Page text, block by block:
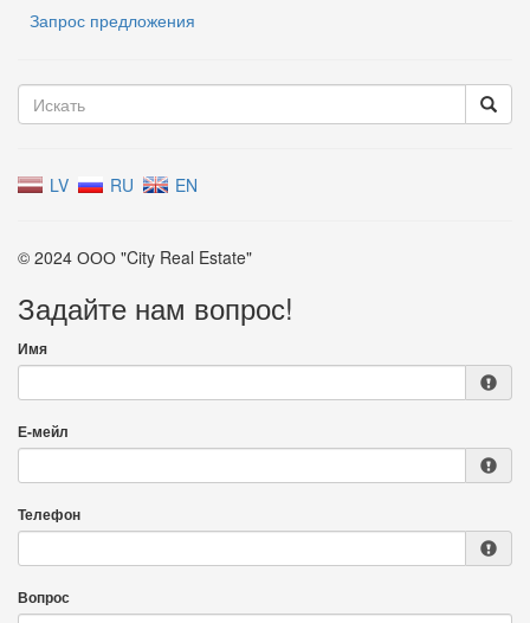
Запрос предложения
LV RU EN
© 2024 ООО "City Real Estate"
Задайте нам вопрос!
Имя
Е-мейл
Телефон
Вопрос